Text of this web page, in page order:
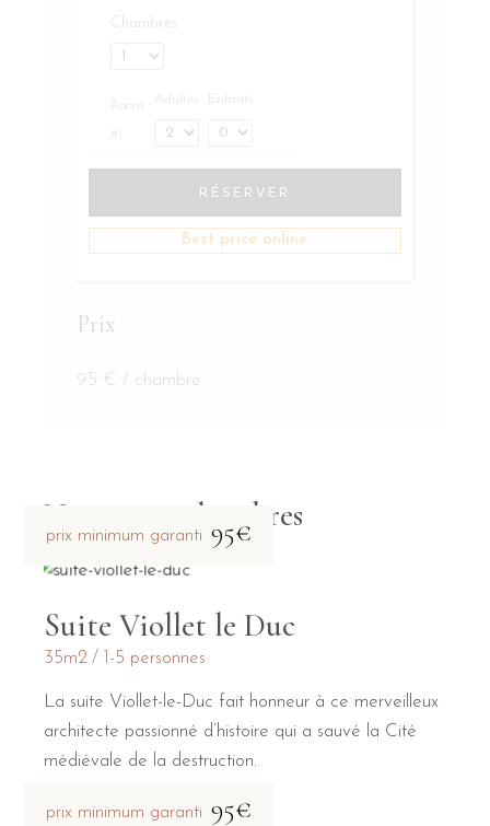
Chambres
Room Adultes Enfants
RÉSERVER
Best price online
Prix
95 € / chambre
Nos autres chambres
prix minimum garanti 95€
Suite Viollet le Duc
35m2 1-5 personnes
La suite Viollet-le-Duc fait honneur à ce merveilleux
architecte passionné d’histoire qui a sauvé la Cité
médiévale de la destruction.
prix minimum garanti 95€